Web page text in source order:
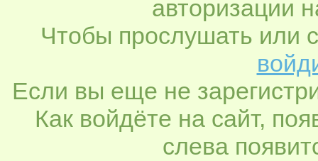
авторизации
Чтобы прослушать или
Если вы еще не
Как войдёте на сайт,
слева